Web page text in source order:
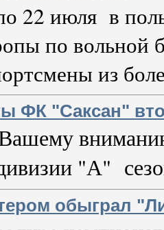
22 июля в
по вольной
из
ФК "Саксан"
Вашему
"А"
обыграл